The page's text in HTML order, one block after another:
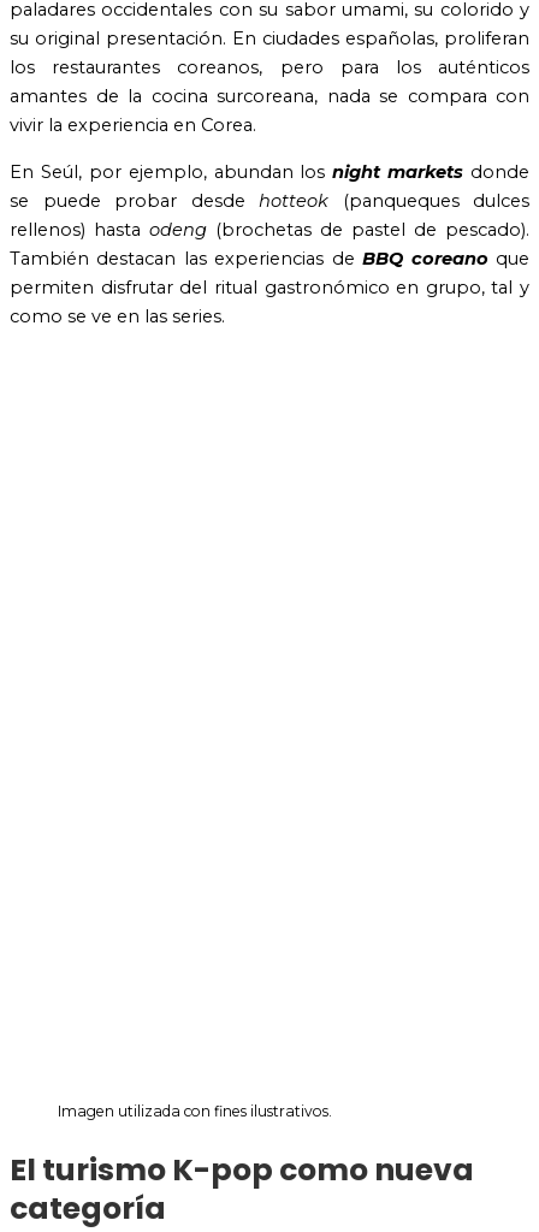
paladares occidentales con su sabor umami, su colorido y
su original presentación. En ciudades españolas, proliferan
los restaurantes coreanos, pero para los auténticos
amantes de la cocina surcoreana, nada se compara con
vivir la experiencia en Corea.
En Seúl, por ejemplo, abundan losnight markets donde
se puede probar desde hotteok (panqueques dulces
rellenos) hasta odeng (brochetas de pastel de pescado).
También destacan las experiencias deBBQ coreano que
permiten disfrutar del ritual gastronómico en grupo, tal y
como se ve en las series.
Imagen utilizada con fines ilustrativos.
El turismo K-pop como nueva
categoría